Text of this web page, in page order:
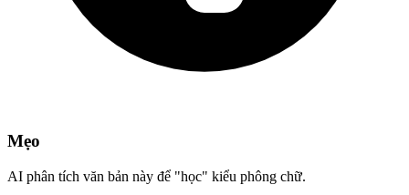
Mẹo
AI phân tích văn bản này để "học" kiểu phông chữ.